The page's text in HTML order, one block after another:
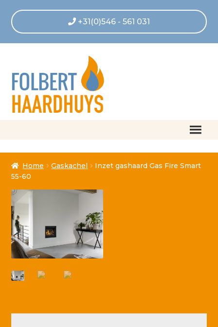
+31(0)546 - 561 031
Afrekenen
Algemene voorwaarden
Betaling geannuleerd
Betaling voltooid
Blog
Home Gaskachel
Inzet gashaard Gas Fire Smart
55-60